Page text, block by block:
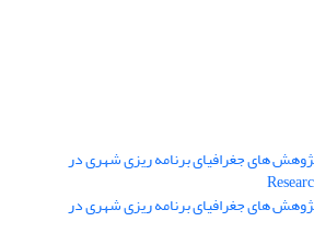
های جغرافیای برنامه ریزی شهری در
های جغرافیای برنامه ریزی شهری در